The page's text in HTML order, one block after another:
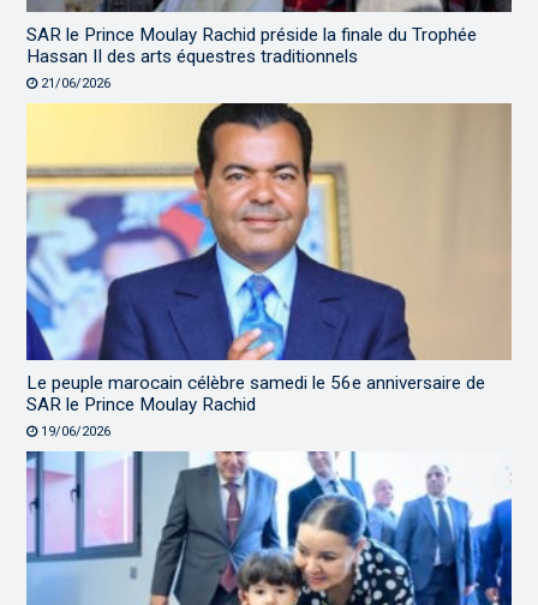
SAR le Prince Moulay Rachid préside la finale du Trophée
Hassan II des arts équestres traditionnels
21/06/2026
Le peuple marocain célèbre samedi le 56e anniversaire de
SAR le Prince Moulay Rachid
19/06/2026